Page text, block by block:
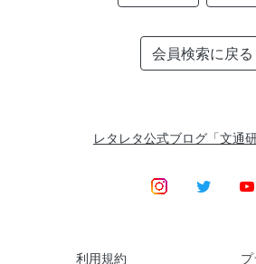
会員検索に戻る
レタレタ公式ブログ「文通
利用規約